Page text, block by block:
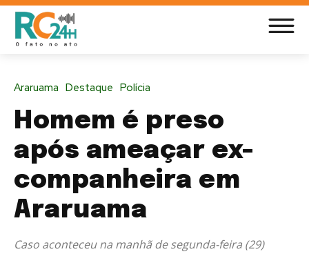
Araruama Destaque Polícia
Homem é preso
após ameaçar ex-
companheira em
Araruama
Caso aconteceu na manhã de segunda-feira (29)